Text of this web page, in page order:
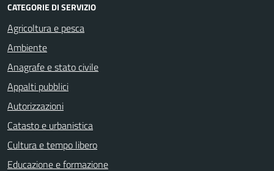
CATEGORIE DI SERVIZIO
Agricoltura e pesca
Ambiente
Anagrafe e stato civile
Appalti pubblici
Autorizzazioni
Catasto e urbanistica
Cultura e tempo libero
Educazione e formazione